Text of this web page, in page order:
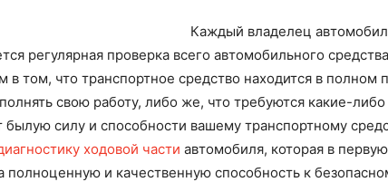
Каждый владелец
регулярная проверка всего автомобильного
в том, что транспортное средство находится в полном
свою работу, либо же, что требуются какие-
былую силу и способности вашему транспортному
ходовой части автомобиля, которая в
полноценную и качественную способность к